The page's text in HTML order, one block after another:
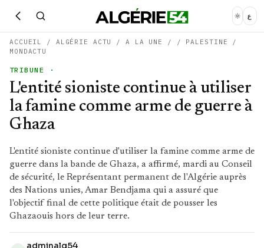
ع
ACCUEIL / ALGÉRIE ACTU /A LA UNE / / PALESTINE /
MONDACTU
TRIBUNE ·
L'entité sioniste continue à utiliser
la famine comme arme de guerre à
Ghaza
L'entité sioniste continue d'utiliser la famine comme arme de
guerre dans la bande de Ghaza, a affirmé, mardi au Conseil
de sécurité, le Représentant permanent de l'Algérie auprès
des Nations unies, Amar Bendjama qui a assuré que
l'objectif final de cette politique était de pousser les
Ghazaouis hors de leur terre.
adminalg54